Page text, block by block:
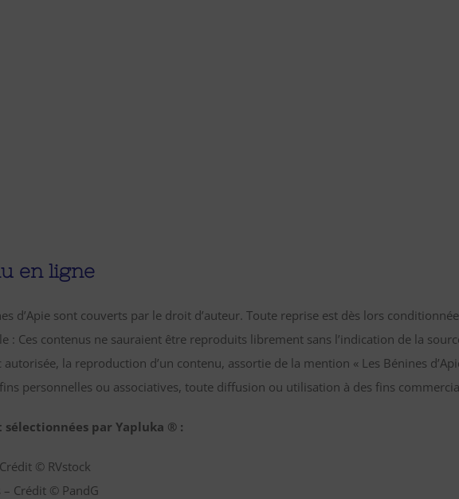
en ligne
d’Apie sont couverts par le droit d’auteur. Toute reprise est dès lors conditionnée
: Ces contenus ne sauraient être reproduits librement sans l’indication de la
la reproduction d’un contenu, assortie de la mention « Les Bénines
personnelles ou associatives, toute diffusion ou utilisation à des fins
par Yapluka ® :
© RVstock
– Crédit © PandG